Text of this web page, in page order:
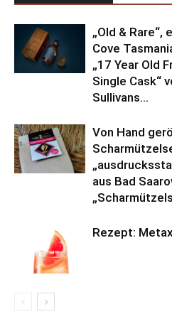
„Old & Rare“,
Cove
„17 Year Old
Single Cask“
Sullivans...
Von Hand
aus Bad
Rezept: